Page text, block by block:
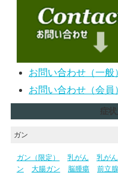
お問い合わせ（一般
お問い合わせ（会員
症
ガン
ガン（限定） 乳がん 乳がん
ン
大腸ガン 脳腫瘍 前立